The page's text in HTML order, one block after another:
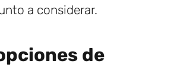
a considerar.
de